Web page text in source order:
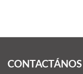
CONTACTÁNOS